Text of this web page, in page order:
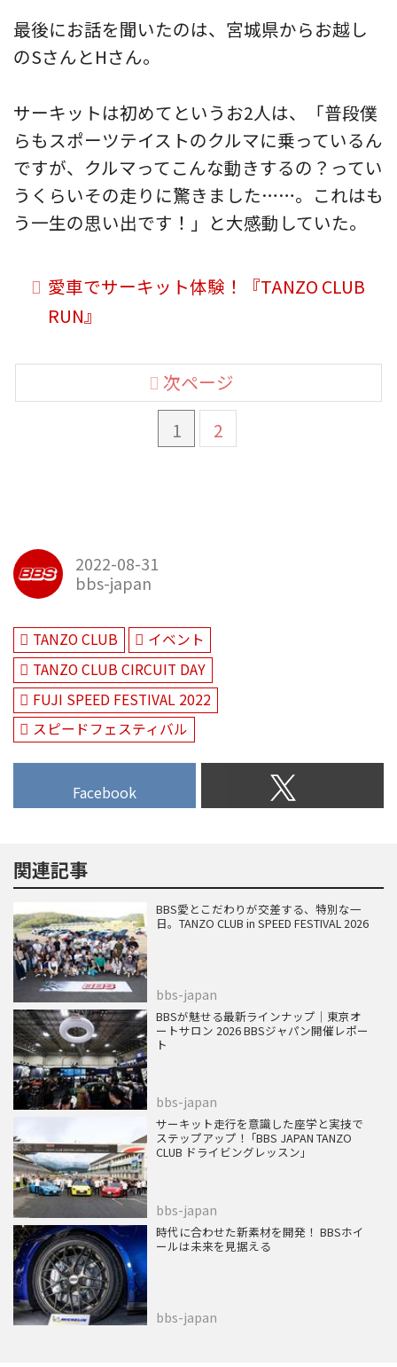
最後にお話を聞いたのは、宮城県からお越し
のSさんとHさん。
サーキットは初めてというお2人は、「普段僕
らもスポーツテイストのクルマに乗っているん
ですが、クルマってこんな動きするの？ってい
うくらいその走りに驚きました……。これはも
う一生の思い出です！」と大感動していた。
愛車でサーキット体験！『TANZO CLUB
RUN』
1 2
次ページ
2022-08-31
bbs-japan
TANZO CLUB
イベント
TANZO CLUB CIRCUIT DAY
FUJI SPEED FESTIVAL 2022
スピードフェスティバル
Facebook
関連記事
BBS愛とこだわりが交差する、特別な一
日。TANZO CLUB in SPEED FESTIVAL 2026
bbs-japan
BBSが魅せる最新ラインナップ｜東京オ
ートサロン 2026 BBSジャパン開催レポー
ト
bbs-japan
サーキット走行を意識した座学と実技で
ステップアップ！ ｢BBS JAPAN TANZO
CLUB ドライビングレッスン｣
bbs-japan
時代に合わせた新素材を開発！ BBSホイ
ールは未来を見据える
bbs-japan